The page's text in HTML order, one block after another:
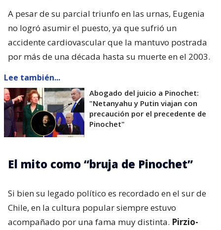
A pesar de su parcial triunfo en las urnas, Eugenia
no logró asumir el puesto, ya que sufrió un
accidente cardiovascular que la mantuvo postrada
por más de una década hasta su muerte en el 2003.
Lee también...
Abogado del juicio a Pinochet:
"Netanyahu y Putin viajan con
precaución por el precedente de
Pinochet"
El mito como “bruja de Pinochet”
Si bien su legado político es recordado en el sur de
Chile, en la cultura popular siempre estuvo
acompañado por una fama muy distinta. Pirzio-